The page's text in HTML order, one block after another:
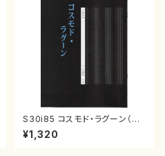
S30i85 コスモド・ラグーン（箏
2，17，三，尺/沢井比河流/楽譜）
¥1,320